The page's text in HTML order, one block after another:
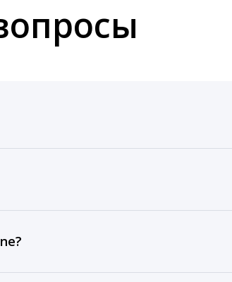
автоматические отчеты с
сведения за 3 года, а